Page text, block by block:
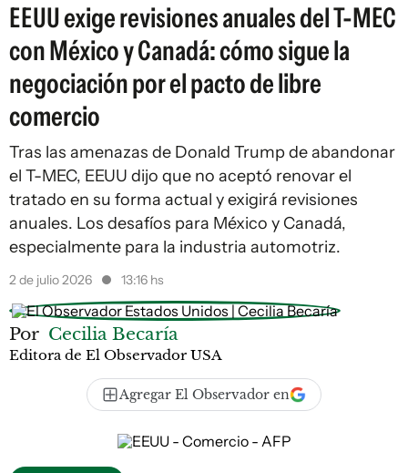
EEUU exige revisiones anuales del T-MEC
con México y Canadá: cómo sigue la
negociación por el pacto de libre
comercio
Tras las amenazas de Donald Trump de abandonar
el T-MEC, EEUU dijo que no aceptó renovar el
tratado en su forma actual y exigirá revisiones
anuales. Los desafíos para México y Canadá,
especialmente para la industria automotriz.
2 de julio 2026 13:16 hs
Por Cecilia Becaría
Editora de El Observador USA
Agregar El Observador en